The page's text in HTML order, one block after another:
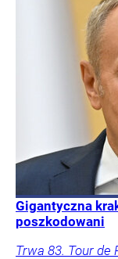
Gigantyczna
poszkodowani
Trwa 83. Tour de